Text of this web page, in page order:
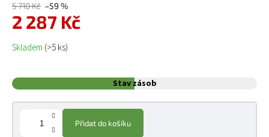
5 710 Kč –59 %
2 287 Kč
Měrná cena:
Skladem (>5 ks)
Stav zásob
Přidat do košíku